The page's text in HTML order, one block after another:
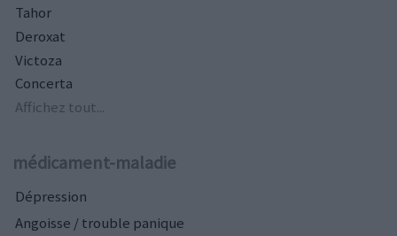
Tahor
Deroxat
Victoza
Concerta
Affichez tout...
médicament-maladie
Dépression
Angoisse / trouble panique